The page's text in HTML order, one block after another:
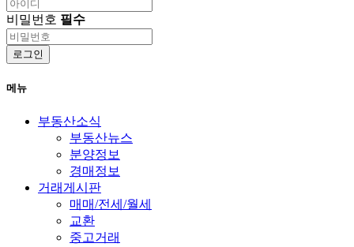
비밀번호 필수
로그인
메뉴
부동산소식
부동산뉴스
분양정보
경매정보
거래게시판
매매/전세/월세
교환
중고거래